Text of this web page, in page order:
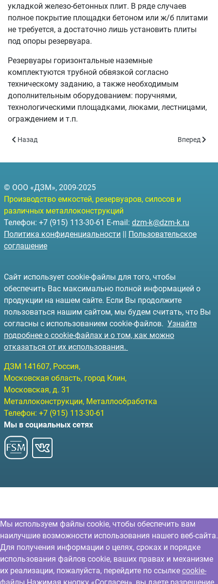
укладкой железо-бетонных плит. В ряде случаев
полное покрытие площадки бетоном или ж/б плитами
не требуется, а достаточно лишь установить плиты
под опоры резервуара.
Резервуары горизонтальные наземные
комплектуются трубной обвязкой согласно
техническому заданию, а также необходимым
дополнительным оборудованием: поручнями,
технологическими площадками, люками, лестницами,
ограждением и т.п.
Предыдущий: РГСН-3 - объём 3 куб.м.
Назад Следующий:
Вперед
© ООО «ДЗМ», 2009-2025
Производство емкостей, резервуаров, силосов и
различных металлоконструкций
Телефон: +7 (915) 113-30-61 E-mail: dzm-k@dzm-k.ru
Политика конфиденциальности || Пользовательское
соглашение
Сайт использует cookie-файлы для того, чтобы
обеспечить Вас максимально полной информацией о
продукции на нашем сайте. Если Вы продолжите
пользоваться нашим сайтом, мы будем считать, что Вы
согласны с использованием cookie-файлов. Узнайте
подробнее о cookie-файлах и о том, как можно
отказаться от их использования.
ДЗМ 141607, Россия,
Московская область, город Клин,
Московская, д. 31
Металлоконструкции, Металлообработка
Телефон: +7 (915) 113-30-61
Мы в социальных сетях
Мы используем файлы cookie, чтобы обеспечить вам
наилучшие возможности использования нашего веб-сайта.
Для получения информации о целях, сроках и порядке
использования файлов cookie, ваших правах и механизме
их реализации, пожалуйста, перейдите по ссылке cookie-